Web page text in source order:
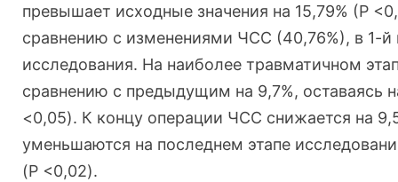
превышает исходные значения на 15,79% (P
сравнению с изменениями ЧСС (40,76%), в 1-й
исследования. На наиболее травматичном
сравнению с предыдущим на 9,7%, оставаясь
<0,05). К концу операции ЧСС снижается на
уменьшаются на последнем этапе
(P <0,02).